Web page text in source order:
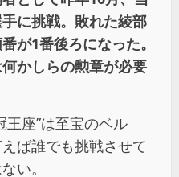
に挑戦。敗れた綾部
が1番後ろになった。
かしらの勲章が必要
王座”は至宝のベル
ば誰でも挑戦させて
い。